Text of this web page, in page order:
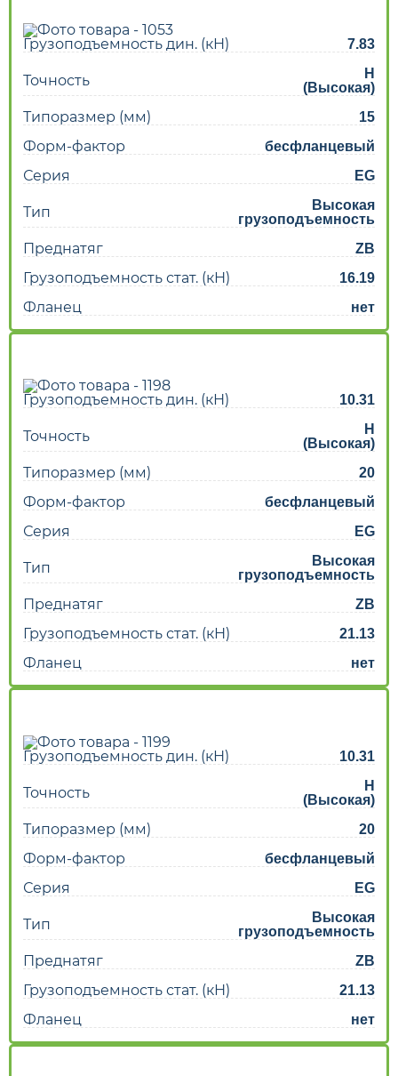
автоматизированных системах и станках с габаритными
ограничениями при монтаже.
Грузоподъемность дин. (кН) 7.83
Точность
H
(Высокая)
Типоразмер (мм) 15
Форм-фактор бесфланцевый
Серия EG
Тип
Высокая
грузоподъемность
Преднатяг ZB
Грузоподъемность стат. (кН) 16.19
Фланец нет
Грузоподъемность дин. (кН) 10.31
Точность
H
(Высокая)
Типоразмер (мм) 20
Форм-фактор бесфланцевый
Серия EG
Тип
Высокая
грузоподъемность
Преднатяг ZB
Грузоподъемность стат. (кН) 21.13
Фланец нет
Грузоподъемность дин. (кН) 10.31
Точность
H
(Высокая)
Типоразмер (мм) 20
Форм-фактор бесфланцевый
Серия EG
Тип
Высокая
грузоподъемность
Преднатяг ZB
Грузоподъемность стат. (кН) 21.13
Фланец нет